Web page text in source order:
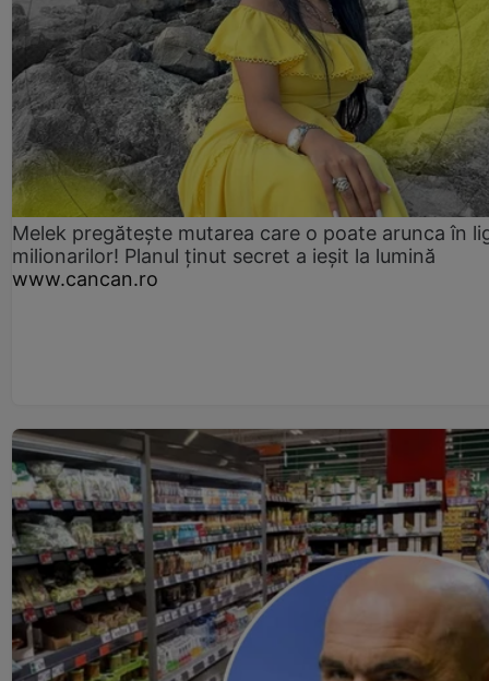
Melek pregătește mutarea care o poate arunca în
milionarilor! Planul ținut secret a ieșit la lumină
www.cancan.ro